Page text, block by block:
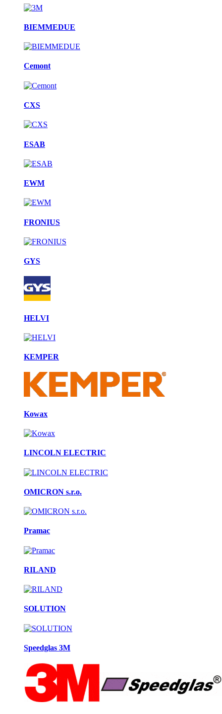
BIEMMEDUE
Cemont
CXS
ESAB
EWM
FRONIUS
GYS
HELVI
KEMPER
Kowax
LINCOLN ELECTRIC
OMICRON s.r.o.
Pramac
RILAND
SOLUTION
Speedglas 3M